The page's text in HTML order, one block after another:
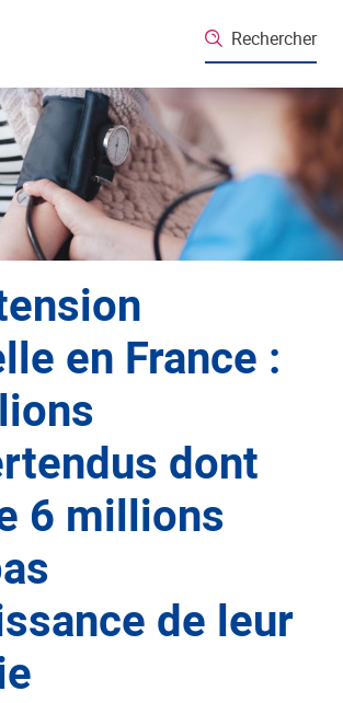
Rechercher
en France :
dont
6 millions
de leur